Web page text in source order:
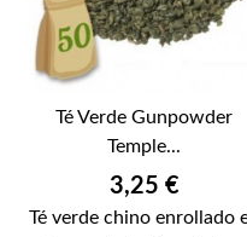
Té Verde Gunpowder
Temple...
Precio
3,25 €
Té verde chino enrollado